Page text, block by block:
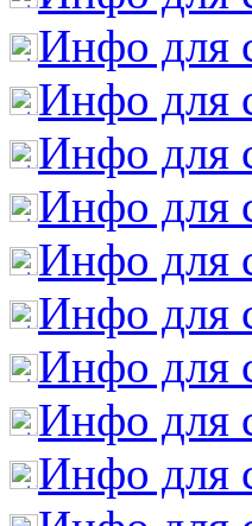
Инфо для
Инфо для
Инфо для
Инфо для
Инфо для
Инфо для
Инфо для
Инфо для
Инфо для